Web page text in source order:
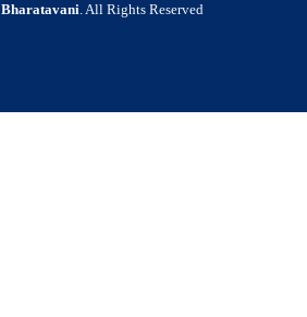
Bharatavani. All Rights Reserved